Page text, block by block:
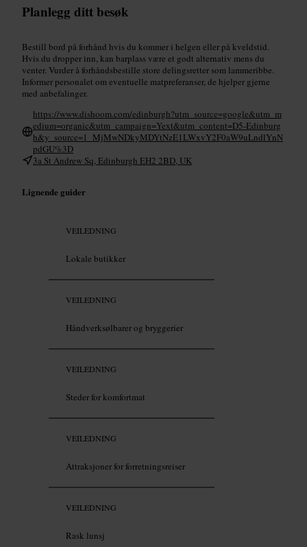
Planlegg ditt besøk
Bestill bord på forhånd hvis du kommer i helgen eller på kveldstid.
Hvis du dropper inn, kan barplass være et godt alternativ mens du
venter. Vurder å forhåndsbestille store delingsretter som lammeribbe.
Informer personalet om eventuelle matpreferanser, de hjelper gjerne
med anbefalinger.
https://www.dishoom.com/edinburgh?utm_source=google&utm_m
edium=organic&utm_campaign=Yext&utm_content=D5-Edinburg
h&y_source=1_MjMwNDkyMDYtNzE1LWxvY2F0aW9uLndlYnN
pdGU%3D
3a St Andrew Sq, Edinburgh EH2 2BD, UK
Lignende guider
VEILEDNING
Lokale butikker
VEILEDNING
Håndverksølbarer og bryggerier
VEILEDNING
Steder for komfortmat
VEILEDNING
Attraksjoner for forretningsreiser
VEILEDNING
Rask lunsj